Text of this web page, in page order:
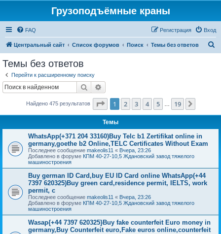
Грузоподъёмные краны
FAQ Вход
Регистрация
Центральный сайт Список форумов Поиск Темы без ответов
Темы без ответов
Перейти к расширенному поиску
Поиск
Найдено 475 результатов Страница из 19
1 2 3 4 5 19
Темы
WhatsApp(+371 204 33160)Buy Telc b1 Zertifikat online in
germany,goethe b2 Online,TELC Certificates Without Exam
Последнее сообщение makeolis11 « Вчера, 23:26
Добавлено в форуме КПМ 40-27-10,5 Ждановский завод тяжелого
машиностроения
Buy german ID Card,buy EU ID Card online WhatsApp(+44
7397 620325)Buy green card,residence permit, IELTS, work
permit, c
Последнее сообщение makeolis11 « Вчера, 23:26
Добавлено в форуме КПМ 40-27-10,5 Ждановский завод тяжелого
машиностроения
Wasap{+44 7397 620325}Buy fake counterfeit Euro money in
germany,Buy Counterfeit euro,Fake euros online,counterfeit